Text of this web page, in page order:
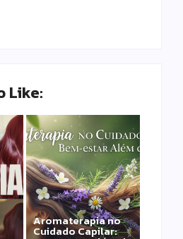
Like:
Aromaterapia no
Cuidado Capilar: